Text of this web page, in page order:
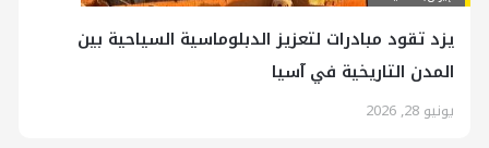
يزد تقود مبادرات لتعزيز الدبلوماسية السياحية بين
المدن التاريخية في آسيا
يونيو 28, 2026